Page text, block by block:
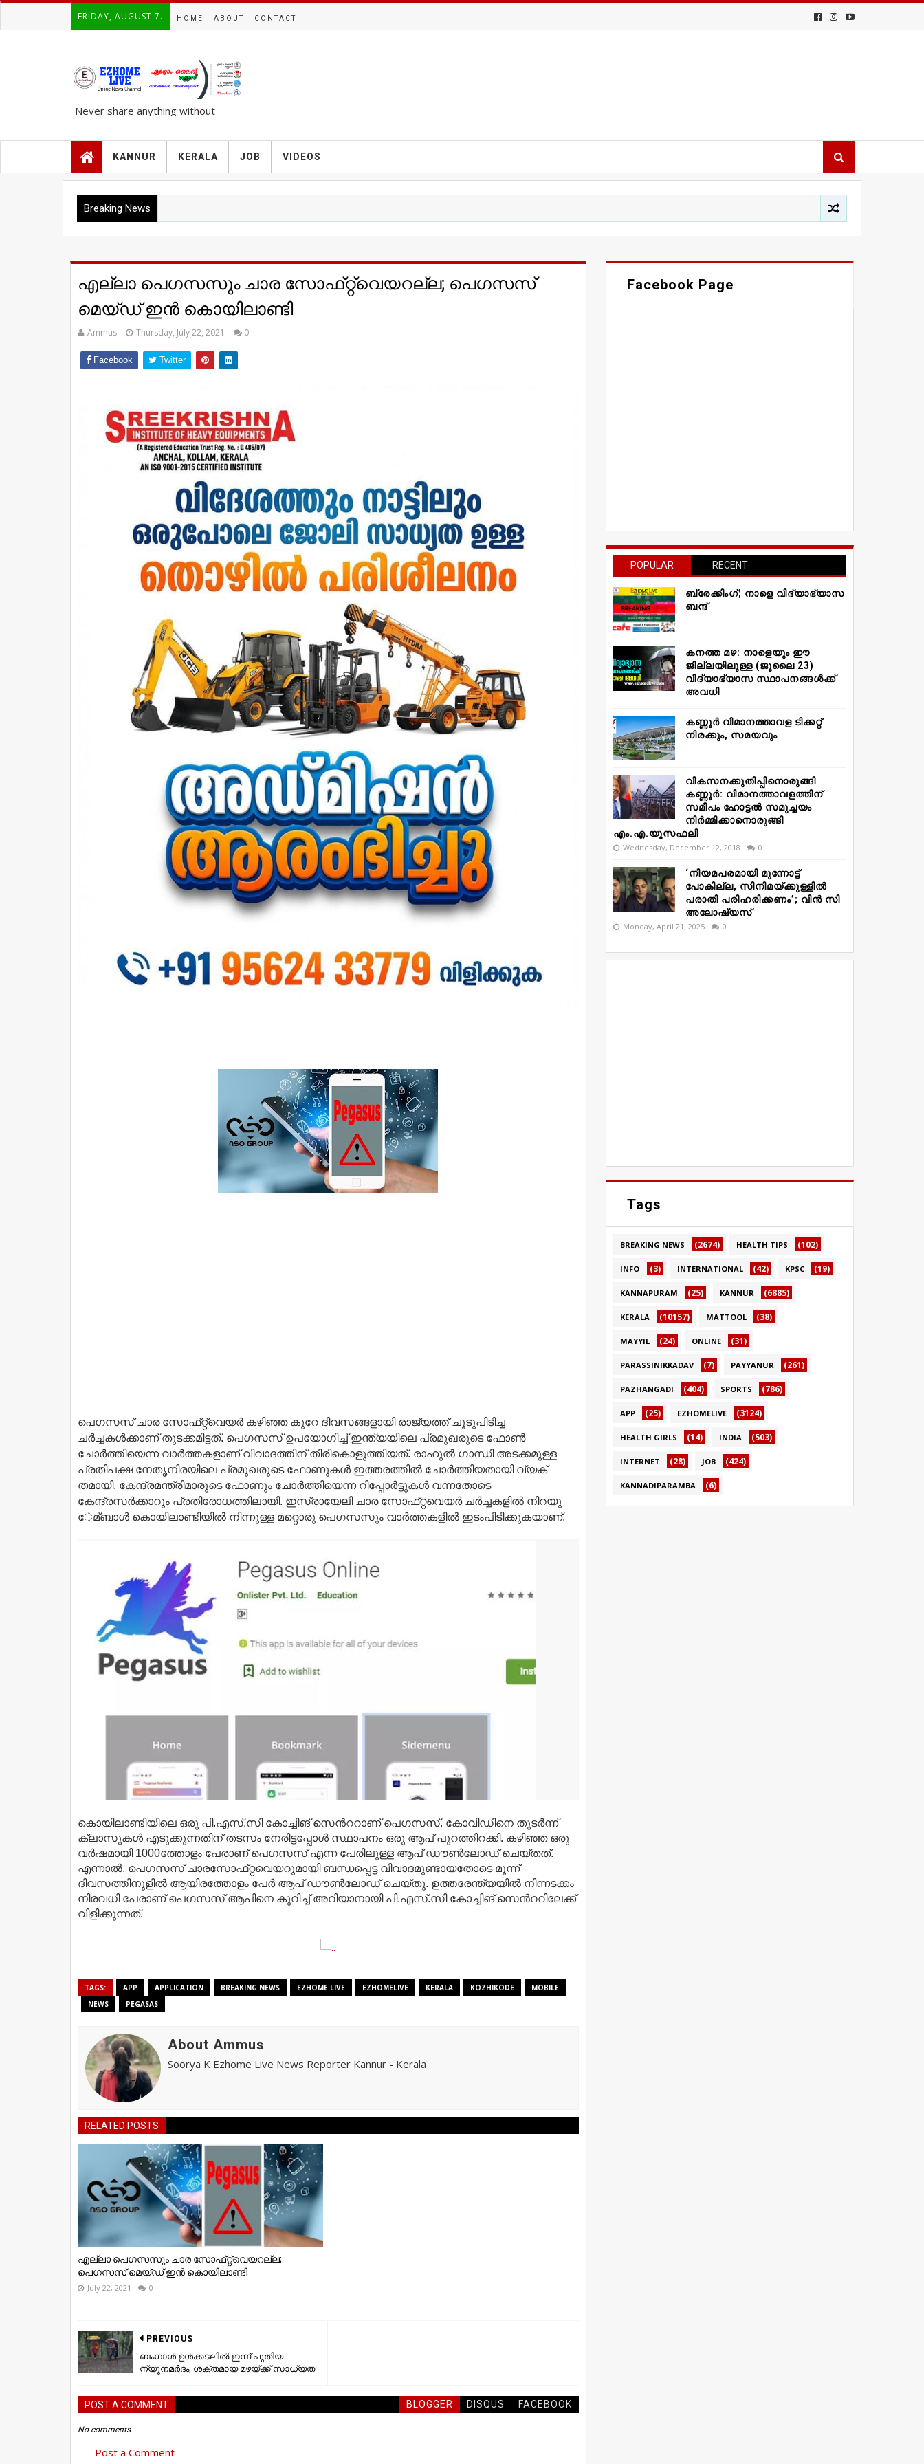
FRIDAY, AUGUST 7. HOME ABOUT CONTACT
Never share anything without
KANNUR KERALA JOB VIDEOS
Breaking News
എല്ലാ പെഗസസും ചാര സോഫ്​റ്റ്​വെയറല്ല; പെഗസസ്​
മെയ്​ഡ്​ ഇന്‍ കൊയിലാണ്ടി
Ammus Thursday, July 22, 2021 0
Facebook Twitter
പെഗസസ്​ ചാര സോഫ്​റ്റ്​വെയര്‍ കഴിഞ്ഞ കുറേ ദിവസങ്ങളായി രാജ്യത്ത്​ ചൂടുപിടിച്ച
ചര്‍ച്ചകള്‍ക്കാണ്​ തുടക്കമിട്ടത്​. പെഗസസ്​ ഉപയോഗിച്ച്‌​ ഇന്ത്യയിലെ പ്രമുഖരുടെ ഫോണ്‍
ചോര്‍ത്തിയെന്ന വാര്‍ത്തകളാണ്​ വിവാദത്തിന്​ തിരികൊളുത്തിയത്​. രാഹുല്‍ ഗാന്ധി അടക്കമുള്ള
പ്രതിപക്ഷ നേതൃനിരയിലെ പ്രമുഖരുടെ ഫോണുകള്‍ ഇത്തരത്തില്‍ ചോര്‍ത്തിയതായി വ്യക്​
തമായി. കേന്ദ്രമന്ത്രിമാരുടെ ഫോണും ചോര്‍ത്തിയെന്ന റിപ്പോര്‍ട്ടുകള്‍ വന്നതോടെ
കേന്ദ്രസര്‍ക്കാറും പ്രതിരോധത്തിലായി. ഇസ്രായേലി ചാര സോഫ്​റ്റവെയര്‍ ചര്‍ച്ചകളില്‍ നിറയു​
േമ്ബാള്‍ കൊയിലാണ്ടിയില്‍ നിന്നുള്ള മറ്റൊരു പെഗസസും വാര്‍ത്തകളില്‍ ഇടംപിടിക്കുകയാണ്​.
കൊയിലാണ്ടിയിലെ ഒരു പി.എസ്​.സി കോച്ചിങ്​ സെന്‍ററാണ്​ പെഗസസ്​. കോവിഡിനെ തുടര്‍ന്ന്​
ക്ലാസുകള്‍ എടുക്കുന്നതിന്​ തടസം നേരിട്ടപ്പോള്‍ സ്ഥാപനം ഒരു ആപ്​ പുറത്തിറക്കി. കഴിഞ്ഞ ഒരു
വര്‍ഷമായി 1000ത്തോളം പേരാണ്​ പെഗസസ്​ എന്ന പേരിലുള്ള ആപ്​ ഡൗ​ണ്‍ലോഡ്​ ചെയ്​തത്​.
എന്നാല്‍, പെഗസസ്​ ചാരസോഫ്​റ്റവെയറുമായി ബന്ധപ്പെട്ട വിവാദമുണ്ടായതോടെ മൂന്ന്​
ദിവസത്തിനുളില്‍ ആയിരത്തോളം പേര്‍ ആപ്​ ഡൗണ്‍ലോഡ്​ ചെയ്​തു. ഉത്തരേന്ത്യയില്‍ നിന്നടക്കം
നിരവധി പേരാണ്​ പെഗസസ്​ ആപിനെ കുറിച്ച്‌​ അറിയാനായി പി.എസ്​.സി കോച്ചിങ്​ സെന്‍ററിലേക്ക്​
വിളിക്കുന്നത്​.
TAGS: APP APPLICATION BREAKING NEWS EZHOME LIVE EZHOMELIVE KERALA KOZHIKODE
MOBILE
NEWS
PEGASAS
About Ammus
Soorya K Ezhome Live News Reporter Kannur - Kerala
RELATED POSTS
എല്ലാ പെഗസസും ചാര സോഫ്​റ്റ്​വെയറല്ല;
പെഗസസ്​ മെയ്​ഡ്​ ഇന്‍ കൊയിലാണ്ടി
July 22, 2021 0
PREVIOUS
ബംഗാൾ ഉൾക്കടലിൽ ഇന്ന് പുതിയ
ന്യൂനമർദം; ശക്തമായ മഴയ്ക്ക് സാധ്യത
POST A COMMENT BLOGGER DISQUS FACEBOOK
No comments
Post a Comment
Facebook Page
POPULAR RECENT
ബ്രേക്കിംഗ്; നാളെ വിദ്യാഭ്യാസ
ബന്ദ്
കനത്ത മഴ: നാളെയും ഈ
ജില്ലയിലുള്ള (ജൂലൈ 23)
വിദ്യാഭ്യാസ സ്ഥാപനങ്ങൾക്ക്
അവധി
കണ്ണൂർ വിമാനത്താവള ടിക്കറ്റ്
നിരക്കും, സമയവും
വികസനക്കുതിപ്പിനൊരുങ്ങി
കണ്ണൂർ: വിമാനത്താവളത്തിന്
സമീപം ഹോട്ടൽ സമുച്ചയം
നിർമ്മിക്കാനൊരുങ്ങി
എം.എ.യൂസഫലി
Wednesday, December 12, 2018 0
‘നിയമപരമായി മുന്നോട്ട്
പോകില്ല, സിനിമയ്ക്കുള്ളിൽ
പരാതി പരിഹരിക്കണം’; വിൻ സി
അലോഷ്യസ്
Monday, April 21, 2025 0
Tags
BREAKING NEWS (2674) HEALTH TIPS (102)
INFO (3) INTERNATIONAL (42) KPSC (19)
KANNAPURAM (25) KANNUR (6885)
KERALA (10157) MATTOOL (38)
MAYYIL (24) ONLINE (31)
PARASSINIKKADAV (7) PAYYANUR (261)
PAZHANGADI (404) SPORTS (786)
APP (25) EZHOMELIVE (3124)
HEALTH GIRLS (14) INDIA (503)
INTERNET (28) JOB (424)
KANNADIPARAMBA (6)